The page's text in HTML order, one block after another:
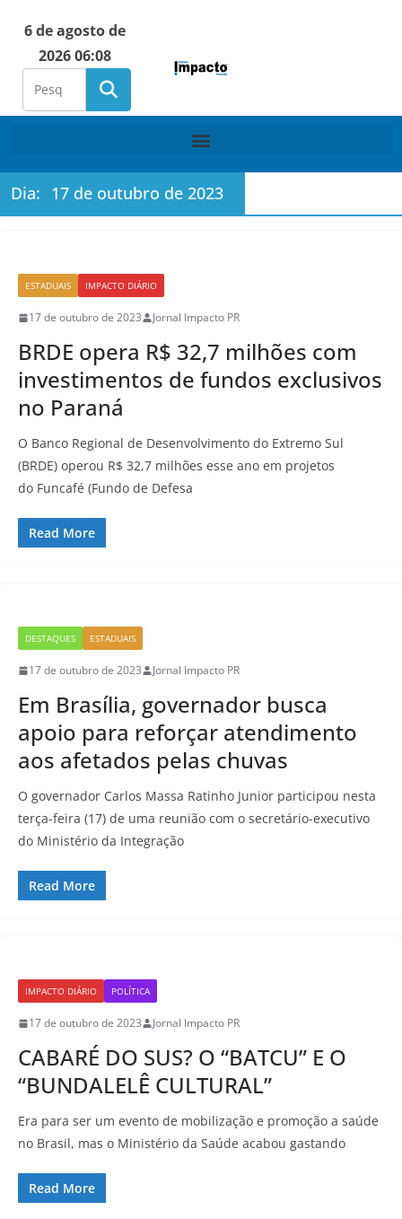
6 de agosto de
2026 06:08
Dia: 17 de outubro de 2023
ESTADUAIS IMPACTO DIÁRIO
17 de outubro de 2023 Jornal Impacto PR
BRDE opera R$ 32,7 milhões com
investimentos de fundos exclusivos
no Paraná
O Banco Regional de Desenvolvimento do Extremo Sul
(BRDE) operou R$ 32,7 milhões esse ano em projetos
do Funcafé (Fundo de Defesa
Read More
DESTAQUES ESTADUAIS
17 de outubro de 2023 Jornal Impacto PR
Em Brasília, governador busca
apoio para reforçar atendimento
aos afetados pelas chuvas
O governador Carlos Massa Ratinho Junior participou nesta
terça-feira (17) de uma reunião com o secretário-executivo
do Ministério da Integração
Read More
IMPACTO DIÁRIO POLÍTICA
17 de outubro de 2023 Jornal Impacto PR
CABARÉ DO SUS? O “BATCU” E O
“BUNDALELÊ CULTURAL”
Era para ser um evento de mobilização e promoção a saúde
no Brasil, mas o Ministério da Saúde acabou gastando
Read More